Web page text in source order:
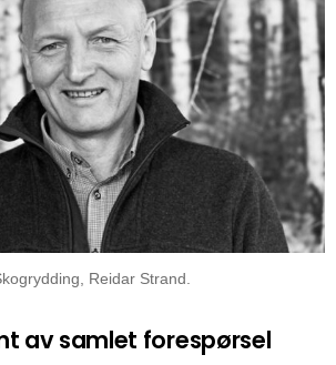
Reidar Strand.
av samlet forespørsel